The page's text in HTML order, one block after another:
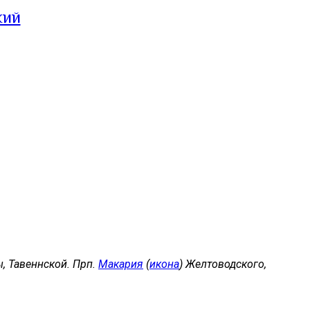
Тавеннской. Прп. Макария (икона) Желтоводского,